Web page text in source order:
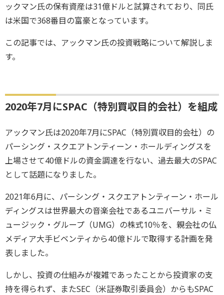
ックマン氏の保有資産は31億ドルと試算されており、同氏
は米国で368番目の富豪となっています。
この記事では、アックマン氏の投資戦略について解説しま
す。
2020年7月にSPAC（特別買収目的会社）を組成
アックマン氏は2020年7月にSPAC（特別買収目的会社）の
パーシング・スクエアトンティーン・ホールディングスを
上場させて40億ドルの資金調達を行ない、過去最大のSPAC
として話題になりました。
2021年6月に、パーシング・スクエアトンティーン・ホール
ディングスは世界最大の音楽会社であるユニバーサル・ミ
ュージック・グループ（UMG）の株式10％を、親会社の仏
メディア大手ビベンティから40億ドルで取得する計画を発
表しました。
しかし、投資の仕組みが複雑であったことから投資家の支
持を得られず、またSEC（米証券取引委員会）からもSPAC